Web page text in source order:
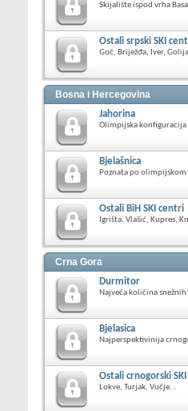
Skijalište ispod vrha
Ostali srpski SKI
Goč, Briježđa, Iver,
Bosna i Hercegovina
Jahorina
Olimpijska
Bjelašnica
Poznata po olimpijskom
Ostali BiH SKI centri
Igrišta, Vlašić, Kupres,
Crna Gora
Durmitor
Najveća količina
Bjelasica
Najperspektivinija
Ostali crnogorski
Lokve, Turjak, Vučje...